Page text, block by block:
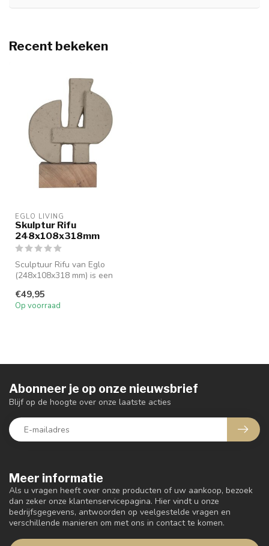
Recent bekeken
EGLO LIVING
Skulptur Rifu
248x108x318mm
Sculptuur Rifu van Eglo
(248x108x318 mm) is een
organis...
€49,95
Op voorraad
Meer informatie
Als u vragen heeft over onze producten of uw aankoop, bezoek
dan zeker onze klantenservicepagina. Hier vindt u onze
bedrijfsgegevens, antwoorden op veelgestelde vragen en
verschillende manieren om met ons in contact te komen.
Abonneer je op onze nieuwsbrief
Blijf op de hoogte over onze laatste acties